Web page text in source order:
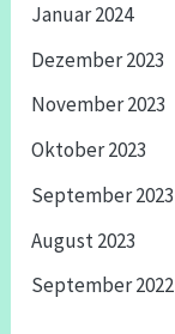
Januar 2024
Dezember 2023
November 2023
Oktober 2023
September 2023
August 2023
September 2022